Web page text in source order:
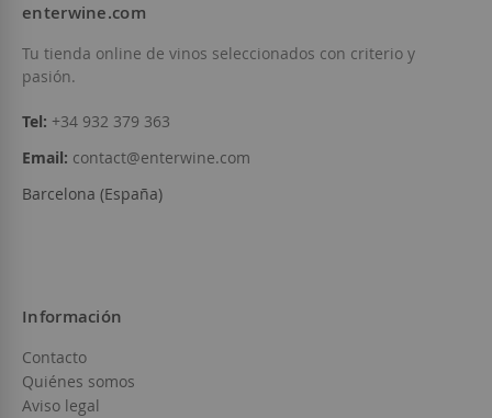
enterwine.com
Tu tienda online de vinos seleccionados con criterio y
pasión.
Tel: +34 932 379 363
Email: contact@enterwine.com
Barcelona (España)
Información
Contacto
Quiénes somos
Aviso legal